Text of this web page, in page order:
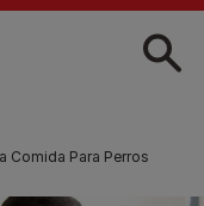
Comida Para Perros